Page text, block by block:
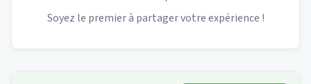
Soyez le premier à partager votre expérience !